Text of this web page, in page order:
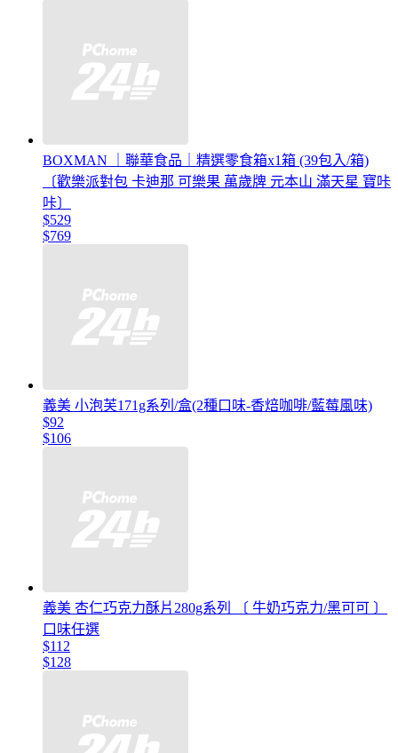
BOXMAN ｜聯華食品｜精選零食箱x1箱 (39包入/箱)
〔歡樂派對包 卡迪那 可樂果 萬歲牌 元本山 滿天星 寶咔
咔〕
$529
$769
義美 小泡芙171g系列/盒(2種口味-香焙咖啡/藍莓風味)
$92
$106
義美 杏仁巧克力酥片280g系列 〔 牛奶巧克力/黑可可 〕
口味任選
$112
$128